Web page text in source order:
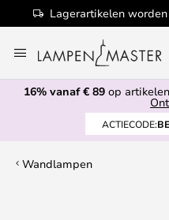
Lagerartikelen
naar
de
inhoud
16% vanaf € 89 op
ACTIECODE:
Wandlampen